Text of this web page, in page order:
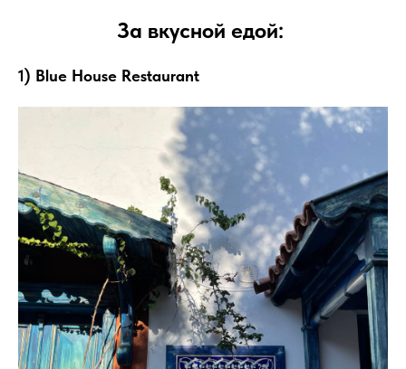
За вкусной едой:
1) Blue House Restaurant